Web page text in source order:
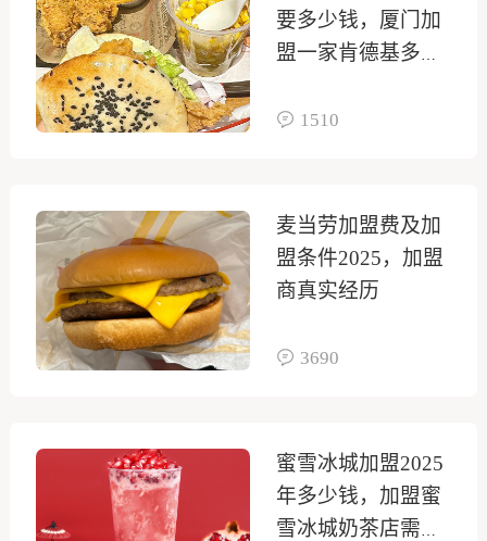
要多少钱，厦门加
盟一家肯德基多少
1510
麦当劳加盟费及加
盟条件2025，加盟
商真实经历
3690
蜜雪冰城加盟2025
年多少钱，加盟蜜
雪冰城奶茶店需要